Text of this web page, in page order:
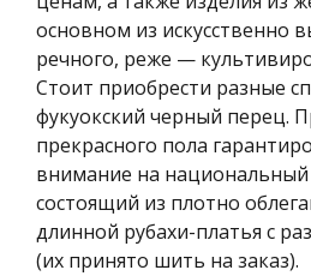
основном из искусственно
речного, реже —
Стоит приобрести разные
фукуокский черный перец.
прекрасного пола
внимание на национальный
состоящий из плотно
длинной рубахи-платья с
(их принято шить на заказ).